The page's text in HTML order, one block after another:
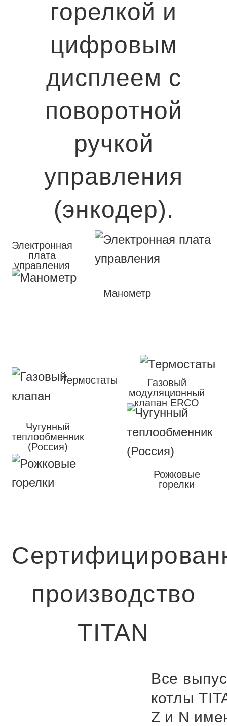
горелкой и
цифровым
дисплеем с
поворотной
ручкой
управления
(энкодер).
Электронная
плата
управления
Манометр
Термостаты
Газовый
модуляционный
клапан ERCO
Чугунный
теплообменник
(Россия)
Рожковые
горелки
производство
TITAN
Все
котлы
Z и N